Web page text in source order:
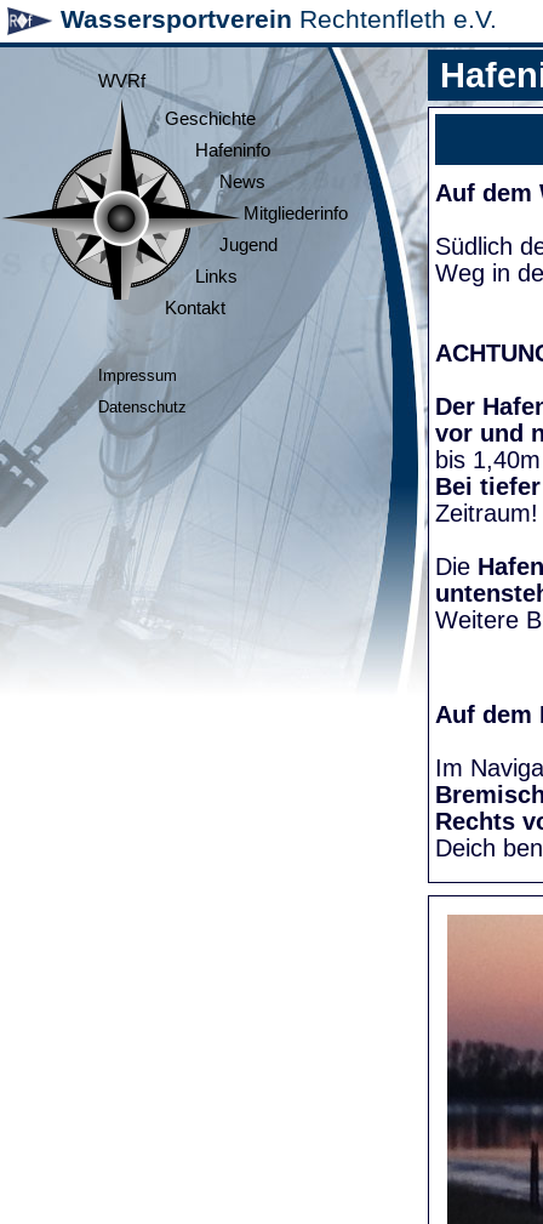
Wassersportverein Rechtenfleth e.V.
WVRf
Geschichte
Hafeninfo
News
Mitgliederinfo
Jugend
Links
Kontakt
Impressum
Datenschutz
Auf dem
Südlich
Weg in
Der
vor und
bis
Bei
Die
Weitere
Auf dem
Im
Rechts
Deich